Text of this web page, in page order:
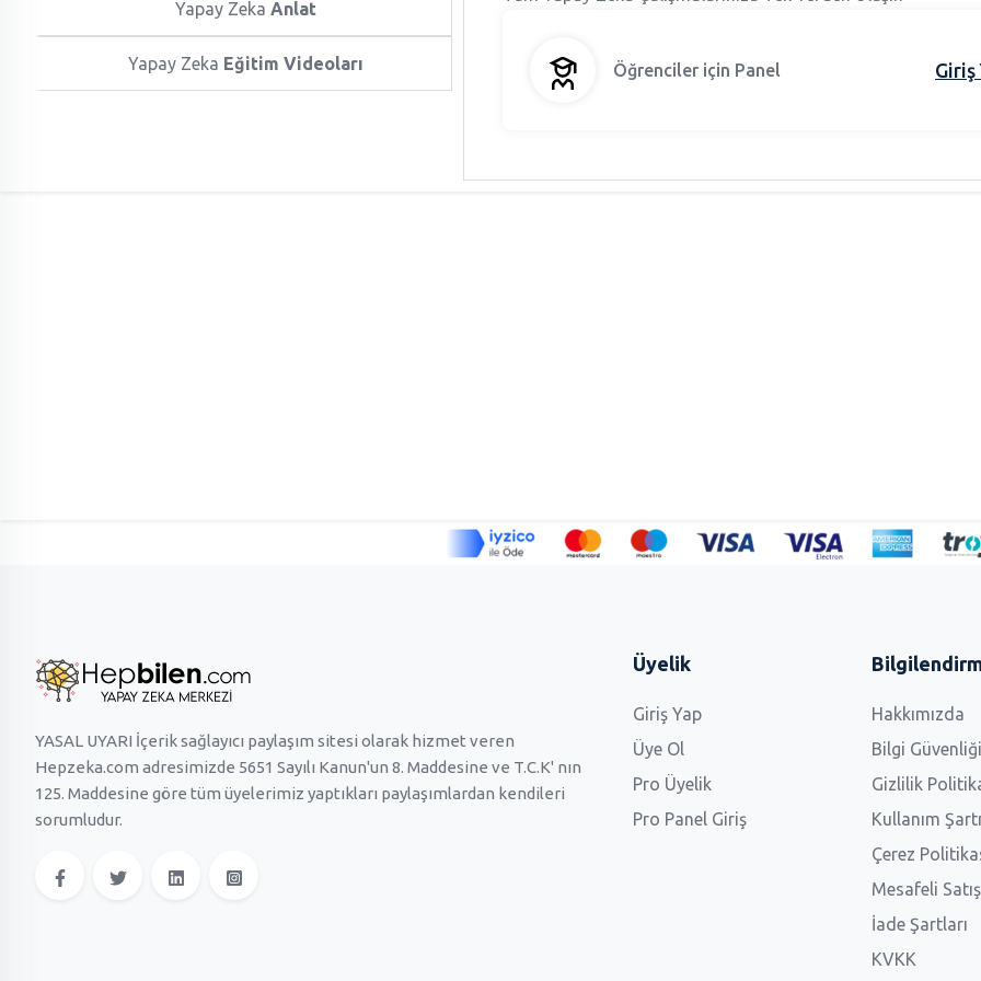
Yapay Zeka Anlat
Yapay Zeka Eğitim Videoları Öğrenciler için Panel Giriş
YASAL UYARI İçerik sağlayıcı paylaşım sitesi olarak hizmet veren
Hepzeka.com adresimizde 5651 Sayılı Kanun'un 8. Maddesine ve T.C.K' nın
125. Maddesine göre tüm üyelerimiz yaptıkları paylaşımlardan kendileri
sorumludur.
Üyelik
Giriş Yap
Üye Ol
Pro Üyelik
Pro Panel Giriş
Hakkımızda
Bilgi
Gizlilik
Kullanım
Çerez
Mesafeli
İade Şartları
KVKK